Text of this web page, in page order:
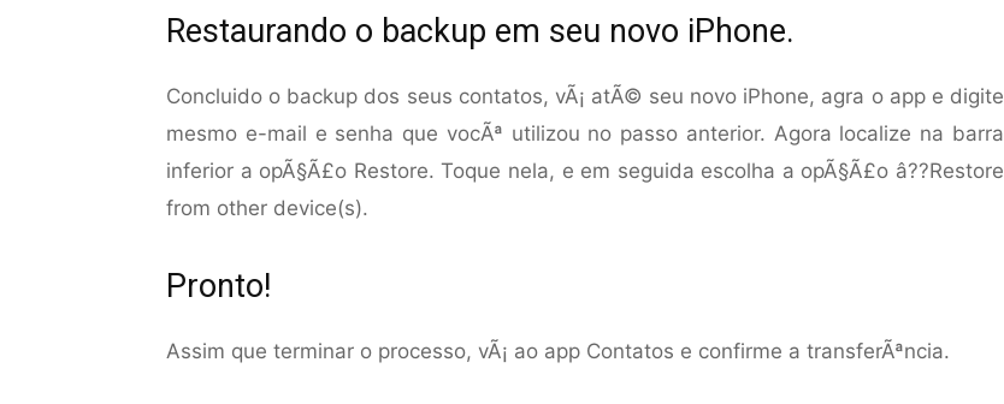
Restaurando o backup em seu novo iPhone.
Concluido o backup dos seus contatos, vÃ¡ atÃ© seu novo iPhone, agra o app e digite
mesmo e-mail e senha que vocÃª utilizou no passo anterior. Agora localize na barra
inferior a opÃ§Ã£o Restore. Toque nela, e em seguida escolha a opÃ§Ã£o â??Restore
from other device(s).
Pronto!
Assim que terminar o processo, vÃ¡ ao app Contatos e confirme a transferÃªncia.